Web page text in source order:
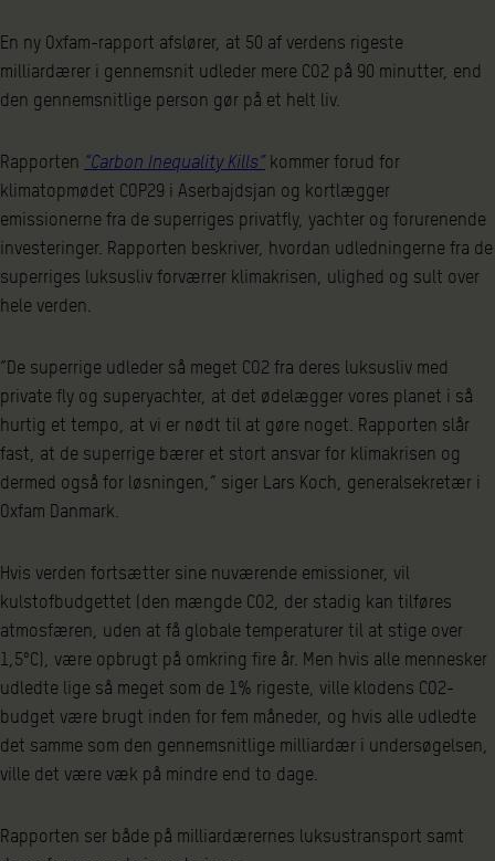
En ny Oxfam-rapport afslører, at 50 af verdens rigeste
milliardærer i gennemsnit udleder mere CO2 på 90 minutter, end
den gennemsnitlige person gør på et helt liv.
Rapporten “Carbon Inequality Kills”kommer forud for
klimatopmødet COP29 i Aserbajdsjan og kortlægger
emissionerne fra de superriges privatfly, yachter og forurenende
investeringer. Rapporten beskriver, hvordan udledningerne fra de
superriges luksusliv forværrer klimakrisen, ulighed og sult over
hele verden.
”De superrige udleder så meget CO2 fra deres luksusliv med
private fly og superyachter, at det ødelægger vores planet i så
hurtig et tempo, at vi er nødt til at gøre noget. Rapporten slår
fast, at de superrige bærer et stort ansvar for klimakrisen og
dermed også for løsningen,” siger Lars Koch, generalsekretær i
Oxfam Danmark.
Hvis verden fortsætter sine nuværende emissioner, vil
kulstofbudgettet (den mængde CO2, der stadig kan tilføres
atmosfæren, uden at få globale temperaturer til at stige over
1,5°C), være opbrugt på omkring fire år. Men hvis alle mennesker
udledte lige så meget som de 1% rigeste, ville klodens CO2-
budget være brugt inden for fem måneder, og hvis alle udledte
det samme som den gennemsnitlige milliardær i undersøgelsen,
ville det være væk på mindre end to dage.
Rapporten ser både på milliardærernes luksustransport samt